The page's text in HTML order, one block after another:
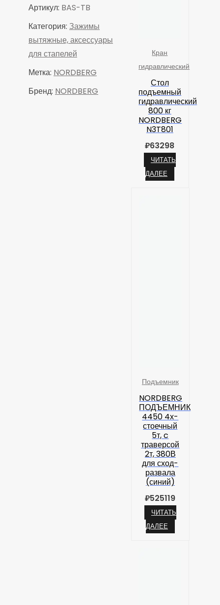
передвижной
TB
Артикул: BAS-TB
Категория: Зажимы
вытяжные, аксессуары
для стапелей
Метка: NORDBERG
Бренд: NORDBERG
Кран
гидравлический
Стол
подъемный
гидравлический
800 кг
NORDBERG
N3T801
₽63298
ЧИТАТЬ
ДАЛЕЕ
Подъемник
NORDBERG
ПОДЪЕМНИК
4450 4х-
стоечный
5т, c
траверсой
2т, 380В
для сход-
развала
(синий)
₽525119
ЧИТАТЬ
ДАЛЕЕ